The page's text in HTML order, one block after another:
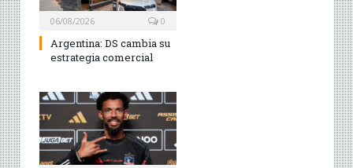
06/08/2026 0
Argentina: DS cambia su
estrategia comercial